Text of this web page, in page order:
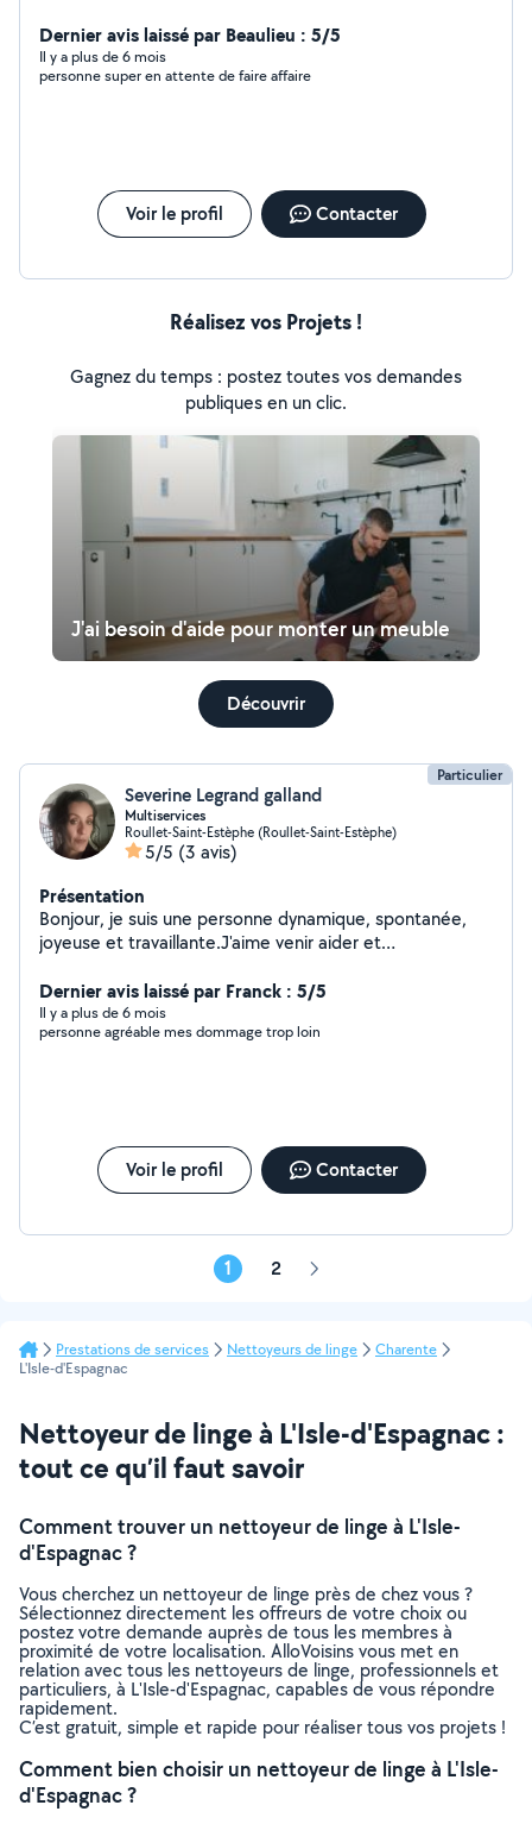
Dernier avis laissé par Beaulieu : 5/5
Il y a plus de 6 mois
personne super en attente de faire affaire
Voir le profil Contacter
Réalisez vos Projets !
Gagnez du temps : postez toutes vos demandes
publiques en un clic.
J'ai besoin d'aide pour monter un meuble
Découvrir
Particulier
Severine Legrand galland
Multiservices
Roullet-Saint-Estèphe (Roullet-Saint-Estèphe)
5/5 (3 avis)
Présentation
Bonjour, je suis une personne dynamique, spontanée,
joyeuse et travaillante.J'aime venir aider et
quotidiennes ( papiers administratifs, entretien de leur
maison, accompagnement dans les tâches quotidiennes
etc....) .
Dernier avis laissé par Franck : 5/5
Il y a plus de 6 mois
personne agréable mes dommage trop loin
Voir le profil Contacter
1 2 Page
Prestations de services Nettoyeurs de linge
Charente
L'Isle-d'Espagnac
Nettoyeur de linge à L'Isle-d'Espagnac :
tout ce qu’il faut savoir
Comment trouver un nettoyeur de linge à L'Isle-
d'Espagnac ?
Vous cherchez un nettoyeur de linge près de chez vous ?
Sélectionnez directement les offreurs de votre choix ou
postez votre demande auprès de tous les membres à
proximité de votre localisation. AlloVoisins vous met en
relation avec tous les nettoyeurs de linge, professionnels et
particuliers, à L'Isle-d'Espagnac, capables de vous répondre
rapidement.
C’est gratuit, simple et rapide pour réaliser tous vos projets !
Comment bien choisir un nettoyeur de linge à L'Isle-
d'Espagnac ?